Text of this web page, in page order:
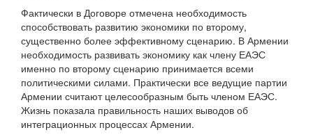
Фактически в Договоре отмечена необходимость
способствовать развитию экономики по второму,
существенно более эффективному сценарию. В Армении
необходимость развивать экономику как члену ЕАЭС
именно по второму сценарию принимается всеми
политическими силами. Практически все ведущие партии
Армении считают целесообразным быть членом ЕАЭС.
Жизнь показала правильность наших выводов об
интеграционных процессах Армении.